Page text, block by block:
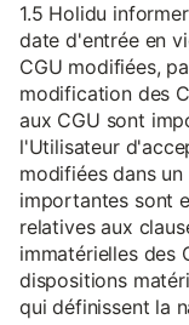
1.5 Holidu
date d'entrée en
CGU modifiées,
modification des
aux CGU sont
l'Utilisateur
modifiées dans
importantes sont
relatives aux
immatérielles des
dispositions
qui définissent la